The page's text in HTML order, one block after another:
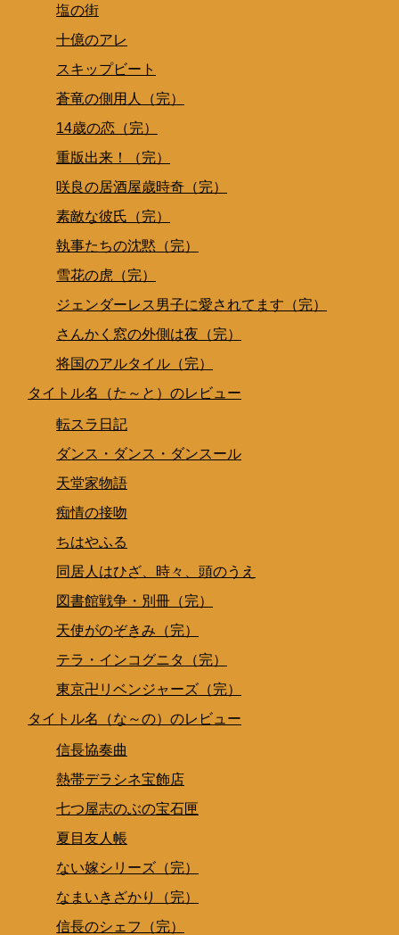
塩の街
十億のアレ
スキップビート
蒼竜の側用人（完）
14歳の恋（完）
重版出来！（完）
咲良の居酒屋歳時奇（完）
素敵な彼氏（完）
執事たちの沈黙（完）
雪花の虎（完）
ジェンダーレス男子に愛されてます（完）
さんかく窓の外側は夜（完）
将国のアルタイル（完）
タイトル名（た～と）のレビュー
転スラ日記
ダンス・ダンス・ダンスール
天堂家物語
痴情の接吻
ちはやふる
同居人はひざ、時々、頭のうえ
図書館戦争・別冊（完）
天使がのぞきみ（完）
テラ・インコグニタ（完）
東京卍リベンジャーズ（完）
タイトル名（な～の）のレビュー
信長協奏曲
熱帯デラシネ宝飾店
七つ屋志のぶの宝石匣
夏目友人帳
ない嫁シリーズ（完）
なまいきざかり（完）
信長のシェフ（完）